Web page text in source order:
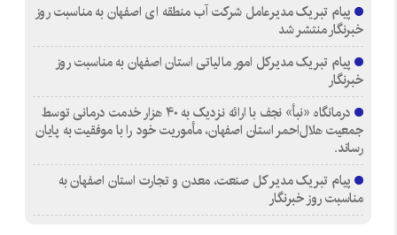
پیام تبریک مدیرعامل شرکت آب منطقه ای اصفهان به مناسبت روز
خبرنگار منتشر شد
پیام تبریک مدیرکل امور مالیاتی استان اصفهان به مناسبت روز
خبرنگار
درمانگاه «نبأ» نجف با ارائه نزدیک به ۴۰ هزار خدمت درمانی توسط
جمعیت هلال‌احمر استان اصفهان، مأموریت خود را با موفقیت به پایان
رساند.
پیام تبریک مدیر کل صنعت، معدن و تجارت استان اصفهان به
مناسبت روز خبرنگار